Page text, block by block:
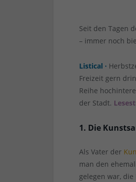
Seit den Tagen
– immer noch
Listical ·
Freizeit gern
Reihe
der Stadt.
1. Die
Als Vater der
man den
gelegen war,